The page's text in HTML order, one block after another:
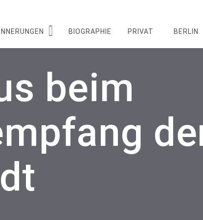
BIOGRAPHIE PRIVAT BERLIN
beim